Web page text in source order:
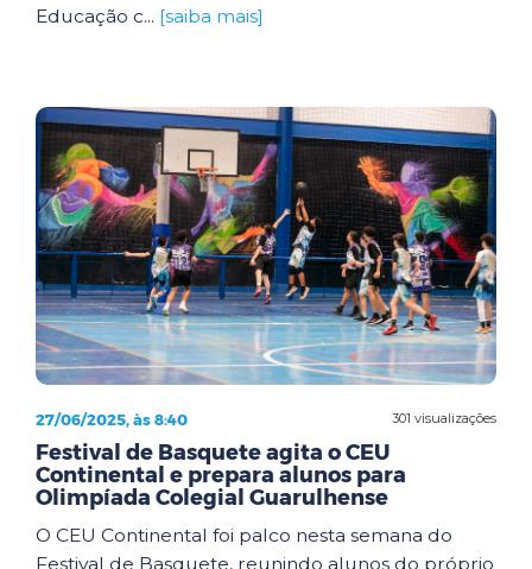
Educação c... [saiba mais]
301 visualizações
27/06/2025, às 8:40
Festival de Basquete agita o CEU
Continental e prepara alunos para
Olimpíada Colegial Guarulhense
O CEU Continental foi palco nesta semana do
Festival de Basquete, reunindo alunos do próprio